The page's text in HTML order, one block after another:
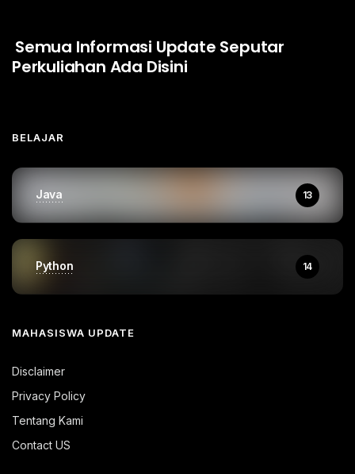
Semua Informasi Update Seputar
Perkuliahan Ada Disini
BELAJAR
Java 13
Python 14
MAHASISWA UPDATE
Disclaimer
Privacy Policy
Tentang Kami
Contact US